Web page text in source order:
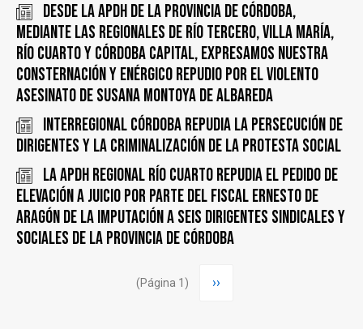
Desde la APDH de la Provincia de Córdoba,
mediante las regionales de Río Tercero, Villa María,
Río Cuarto y Córdoba Capital, expresamos nuestra
consternación y enérgico repudio por el violento
asesinato de Susana Montoya de Albareda
INTERREGIONAL CÓRDOBA REPUDIA LA PERSECUCIÓN DE
DIRIGENTES y LA CRIMINALIZACIÓN DE LA PROTESTA SOCIAL
La APDH Regional Río Cuarto repudia el pedido de
elevación a juicio por parte del fiscal Ernesto de
Aragón de la imputación a seis dirigentes sindicales y
sociales de la Provincia de Córdoba
(Página 1)
Siguiente
››